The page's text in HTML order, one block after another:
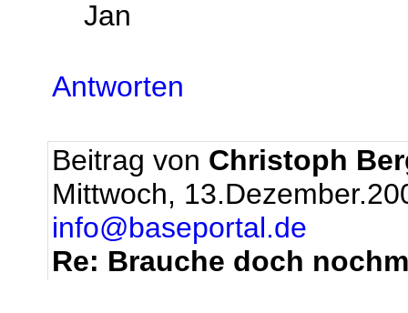
Jan
Antworten
Beitrag von Christoph
Mittwoch,
info@baseportal.de
Re: Brauche doch